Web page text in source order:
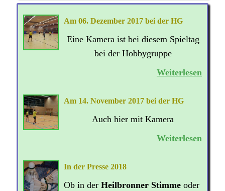
Am 06. Dezember 2017 bei der HG
Eine Kamera ist bei diesem Spieltag
bei der Hobbygruppe
Weiterlesen
Am 14. November 2017 bei der HG
Auch hier mit Kamera
Weiterlesen
In der Presse 2018
Ob in derHeilbronner Stimmeoder